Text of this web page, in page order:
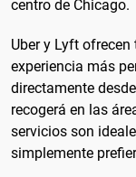
centro de Chicago.
Uber y Lyft
experiencia más
directamente
recogerá en las
servicios son
simplemente